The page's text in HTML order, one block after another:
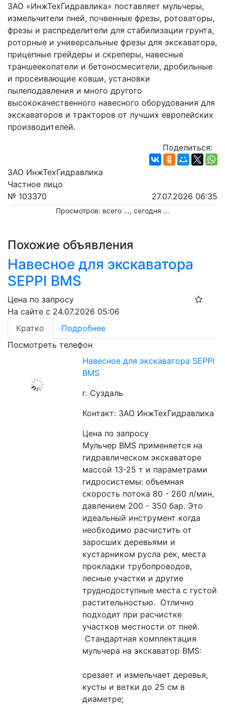
ЗАО «ИнжТехГидравлика» поставляет мульчеры,
измельчители пней, почвенные фрезы, ротоваторы,
фрезы и распределители для стабилизации грунта,
роторные и универсальные фрезы для экскаватора,
прицепные грейдеры и скреперы, навесные
траншеекопатели и бетоносмесители, дробильные
и просеивающие ковши, установки
пылеподавления и много другого
высококачественного навесного оборудования для
экскаваторов и тракторов от лучших европейских
производителей.
Поделиться:
ЗАО ИнжТехГидравлика
Частное лицо
№ 103370
27.07.2026 06:35
Просмотров: всего ..., сегодня ...
Похожие объявления
Навесное для экскаватора
SEPPI BMS
Цена по запросу
На сайте с 24.07.2026 05:06
Кратко
Подробнее
Посмотреть телефон
Навесное для экскаватора SEPPI
BMS
г. Суздаль
Контакт: ЗАО ИнжТехГидравлика
Цена по запросу
Мульчер BMS применяется на
гидравлическом экскаваторе
массой 13-25 т и параметрами
гидросистемы: объемная
скорость потока 80 - 260 л/мин,
давлением 200 - 350 бар. Это
идеальный инструмент когда
необходимо расчистить от
заросших деревьями и
кустарником русла рек, места
прокладки трубопроводов,
лесные участки и другие
труднодоступные места с густой
растительностью.  Отлично
подходит при расчистке
участков местности от пней.
мульчера на экскаватор BMS:
срезает и измельчает деревья,
кусты и ветки до 25 см в
диаметре;